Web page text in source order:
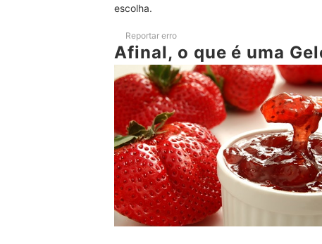
7
8 Embalagens com Menos de 250 g São
Top 10 Melhores Geleias de Morango
Perguntas Frequentes sobre Geleia de Morango
Onde Usar a Geleia de Morango?
Qual é o Prazo de Validade da Geleia de
Quais as Melhores Marcas de Geleias de
Veja Nossas Indicações de Produtos para
escolha.
Reportar erro
Afinal, o que é uma